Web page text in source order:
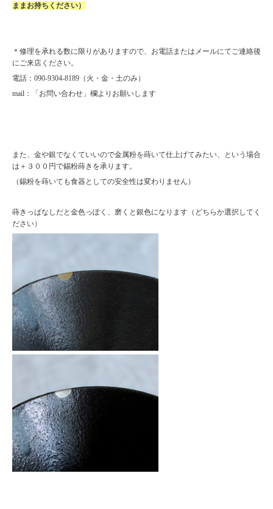
ままお持ちください）
＊修理を承れる数に限りがありますので、お電話またはメールにてご連絡後
にご来店ください。
電話：090-9304-8189（火・金・土のみ）
mail：「お問い合わせ」欄よりお願いします
また、金や銀でなくていいので金属粉を蒔いて仕上げてみたい、という場合
は＋３００円で錫粉蒔きを承ります。
（錫粉を蒔いても食器としての安全性は変わりません）
蒔きっぱなしだと金色っぽく、磨くと銀色になります（どちらか選択してく
ださい）